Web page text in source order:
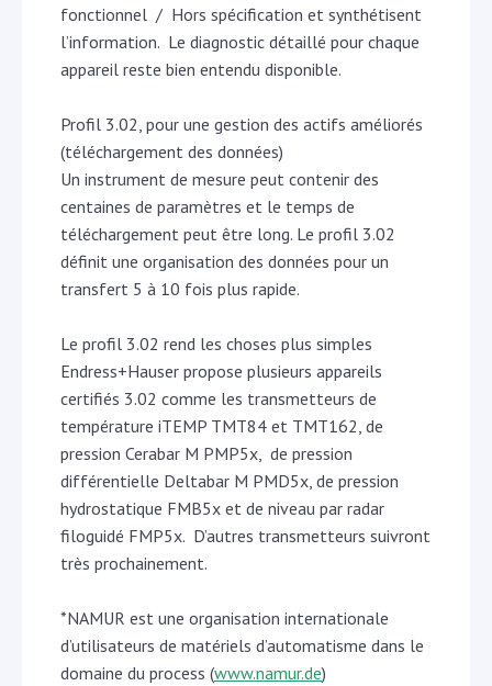
fonctionnel / Hors spécification et synthétisent
l’information. Le diagnostic détaillé pour chaque
appareil reste bien entendu disponible.
Profil 3.02, pour une gestion des actifs améliorés
(téléchargement des données)
Un instrument de mesure peut contenir des
centaines de paramètres et le temps de
téléchargement peut être long. Le profil 3.02
définit une organisation des données pour un
transfert 5 à 10 fois plus rapide.
Le profil 3.02 rend les choses plus simples
Endress+Hauser propose plusieurs appareils
certifiés 3.02 comme les transmetteurs de
température iTEMP TMT84 et TMT162, de
pression Cerabar M PMP5x, de pression
différentielle Deltabar M PMD5x, de pression
hydrostatique FMB5x et de niveau par radar
filoguidé FMP5x. D’autres transmetteurs suivront
très prochainement.
*NAMUR est une organisation internationale
d’utilisateurs de matériels d’automatisme dans le
domaine du process (www.namur.de)